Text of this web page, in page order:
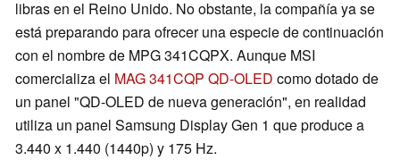
libras en el Reino Unido. No obstante, la compañía ya se
está preparando para ofrecer una especie de continuación
con el nombre de MPG 341CQPX. Aunque MSI
comercializa el MAG 341CQP QD-OLED como dotado de
un panel "QD-OLED de nueva generación", en realidad
utiliza un panel Samsung Display Gen 1 que produce a
3.440 x 1.440 (1440p) y 175 Hz.